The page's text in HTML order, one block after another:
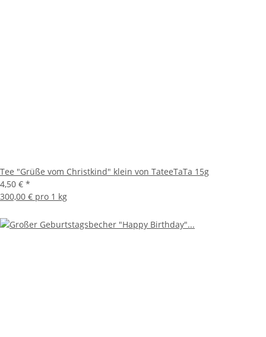
Tee "Grüße vom Christkind" klein von TateeTaTa 15g
4,50 € *
300,00 € pro 1 kg